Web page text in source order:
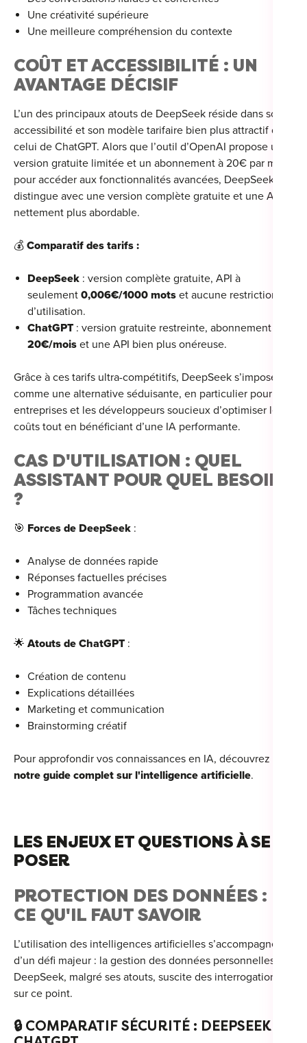
Une créativité supérieure
Une meilleure compréhension du contexte
COÛT ET ACCESSIBILITÉ : UN
AVANTAGE DÉCISIF
L’un des principaux atouts de DeepSeek réside dans son
accessibilité et son modèle tarifaire bien plus attractif que
celui de ChatGPT. Alors que l’outil d’OpenAI propose une
version gratuite limitée et un abonnement à 20€ par mois
pour accéder aux fonctionnalités avancées, DeepSeek se
distingue avec une version complète gratuite et une API
nettement plus abordable.
💰 Comparatif des tarifs :
DeepSeek : version complète gratuite, API à
seulement 0,006€/1000 mots et aucune restriction
d’utilisation.
ChatGPT : version gratuite restreinte, abonnement à
20€/mois et une API bien plus onéreuse.
Grâce à ces tarifs ultra-compétitifs, DeepSeek s’impose
comme une alternative séduisante, en particulier pour les
entreprises et les développeurs soucieux d’optimiser leurs
coûts tout en bénéficiant d’une IA performante.
CAS D'UTILISATION : QUEL
ASSISTANT POUR QUEL BESOIN
?
🎯 Forces de DeepSeek :
Analyse de données rapide
Réponses factuelles précises
Programmation avancée
Tâches techniques
🌟 Atouts de ChatGPT :
Création de contenu
Explications détaillées
Marketing et communication
Brainstorming créatif
Pour approfondir vos connaissances en IA, découvrez
notre guide complet sur l'intelligence artificielle.
LES ENJEUX ET QUESTIONS À SE
POSER
PROTECTION DES DONNÉES :
CE QU'IL FAUT SAVOIR
L’utilisation des intelligences artificielles s’accompagne
d’un défi majeur : la gestion des données personnelles.
DeepSeek, malgré ses atouts, suscite des interrogations
sur ce point.
🔒 COMPARATIF SÉCURITÉ : DEEPSEEK VS